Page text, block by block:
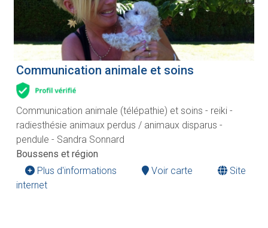
Communication animale et soins
Communication animale (télépathie) et soins - reiki -
radiesthésie animaux perdus / animaux disparus -
pendule - Sandra Sonnard
Boussens et région
Plus d'informations
Voir carte
Site
internet